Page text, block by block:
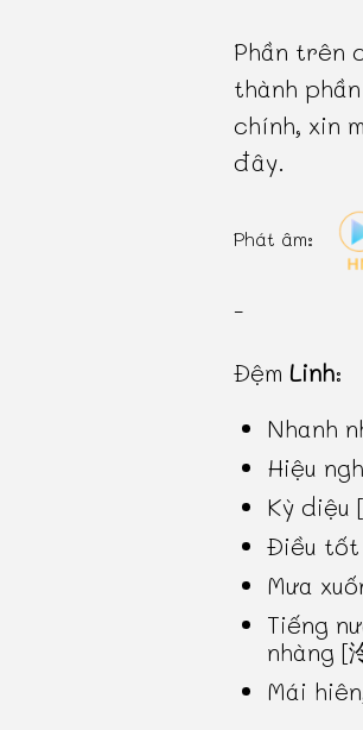
Phần trên
thành
chính, xin
đây.
Phát âm:
-
Đệm Linh:
Nhanh
Hiệu
Kỳ diệu
Điều
Mưa
Tiếng
nhàng [
Mái